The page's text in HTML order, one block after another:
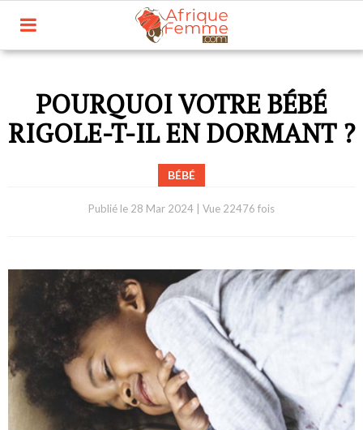
POURQUOI VOTRE BÉBÉ
RIGOLE-T-IL EN DORMANT ?
BÉBÉ
Publié le 28 Mar 2024 Vue 22476 fois